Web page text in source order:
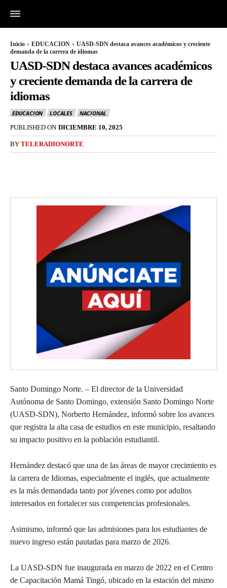
Inicio EDUCACION
UASD-SDN destaca avances académicos y creciente
demanda de la carrera de idiomas
UASD-SDN destaca avances académicos
y creciente demanda de la carrera de
idiomas
EDUCACION LOCALES
NACIONAL
PUBLISHED ON DICIEMBRE 10, 2025
BY TELERADIONORTE
Santo Domingo Norte. – El director de la Universidad
Autónoma de Santo Domingo, extensión Santo Domingo Norte
(UASD-SDN), Norberto Hernández, informó sobre los avances
que registra la alta casa de estudios en este municipio, resaltando
su impacto positivo en la población estudiantil.
Hernández destacó que una de las áreas de mayor crecimiento es
la carrera de Idiomas, especialmente el inglés, que actualmente
es la más demandada tanto por jóvenes como por adultos
interesados en fortalecer sus competencias profesionales.
Asimismo, informó que las admisiones para los estudiantes de
nuevo ingreso están pautadas para marzo de 2026.
La UASD-SDN fue inaugurada en marzo de 2022 en el Centro
de Capacitación Mamá Tingó, ubicado en la estación del mismo